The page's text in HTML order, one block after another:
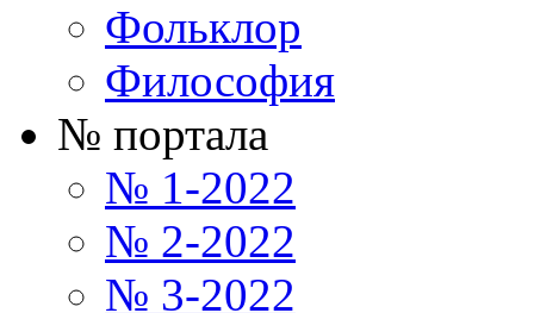
Фольклор
Философия
№ портала
№ 1-2022
№ 2-2022
№ 3-2022